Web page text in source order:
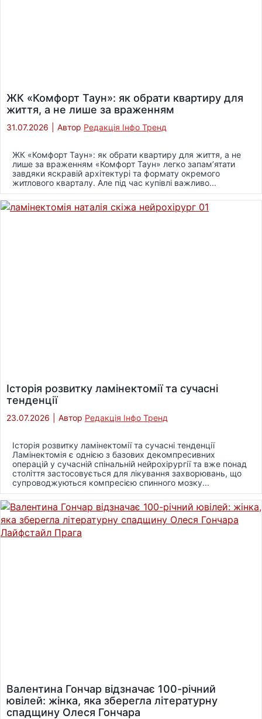
ЖК «Комфорт Таун»: як обрати квартиру для
життя, а не лише за враженням
31.07.2026 Автор Редакція Інфо Тренд
ЖК «Комфорт Таун»: як обрати квартиру для життя, а не
лише за враженням «Комфорт Таун» легко запам’ятати
завдяки яскравій архітектурі та формату окремого
житлового кварталу. Але під час купівлі важливо...
Історія розвитку ламінектомії та сучасні
тенденції
23.07.2026 Автор Редакція Інфо Тренд
Історія розвитку ламінектомії та сучасні тенденції
Ламінектомія є однією з базових декомпресивних
операцій у сучасній спінальній нейрохірургії та вже понад
століття застосовується для лікування захворювань, що
супроводжуються компресією спинного мозку...
Валентина Гончар відзначає 100-річний
ювілей: жінка, яка зберегла літературну
спадщину Олеся Гончара